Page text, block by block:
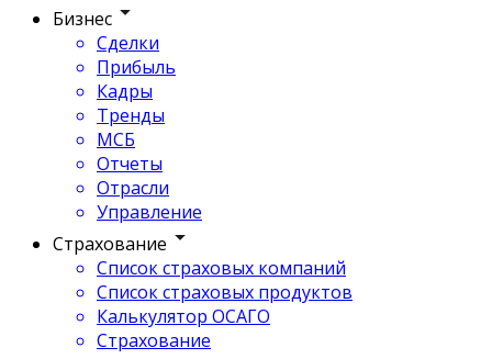
Бизнес
Сделки
Прибыль
Кадры
Тренды
МСБ
Отчеты
Отрасли
Управление
Страхование
Список страховых компаний
Список страховых продуктов
Калькулятор ОСАГО
Страхование